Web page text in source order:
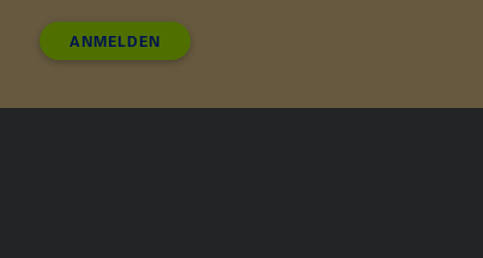
ANMELDEN